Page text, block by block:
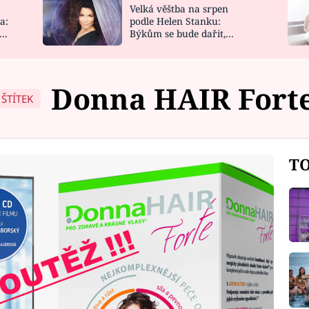
NOVINKY
VIDEORECEPTY
DESIGN
Velká věštba na srpen
podle Helen Stanku:
Býkům se bude dařit,
ŠTÍTEK Donna HAIR